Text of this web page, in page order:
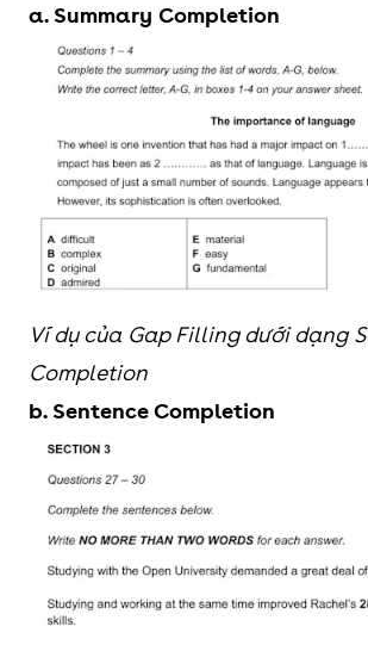
a. Summary Completion
Ví dụ của Gap Filling dưới dạng
Completion
b. Sentence Completion